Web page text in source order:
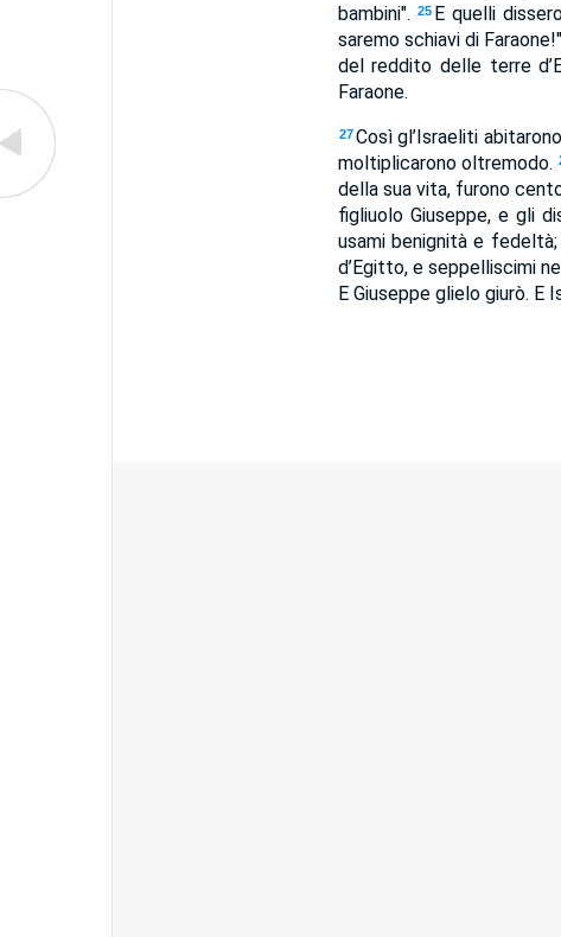
bambini". 25 E quelli
saremo schiavi di Faraone!"
del reddito delle terre
Faraone.
27 Così gl’Israeliti
moltiplicarono oltremodo.
della sua vita, furono
figliuolo Giuseppe, e gli
usami benignità e
d’Egitto, e seppelliscimi
E Giuseppe glielo giurò.